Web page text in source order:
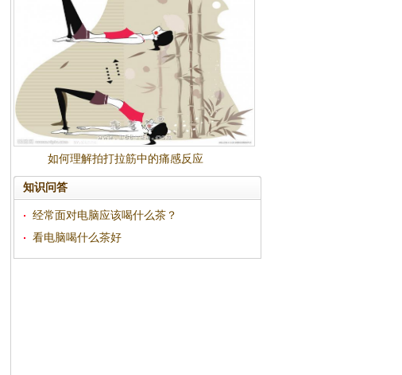
如何理解拍打拉筋中的痛感反应
知识问答
经常面对电脑应该喝什么茶？
看电脑喝什么茶好